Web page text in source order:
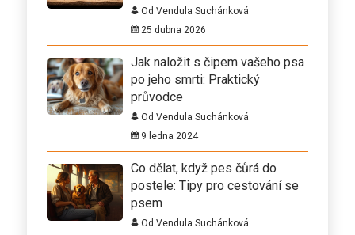
Od Vendula Suchánková
25 dubna 2026
Jak naložit s čipem vašeho psa
po jeho smrti: Praktický
průvodce
Od Vendula Suchánková
9 ledna 2024
Co dělat, když pes čůrá do
postele: Tipy pro cestování se
psem
Od Vendula Suchánková